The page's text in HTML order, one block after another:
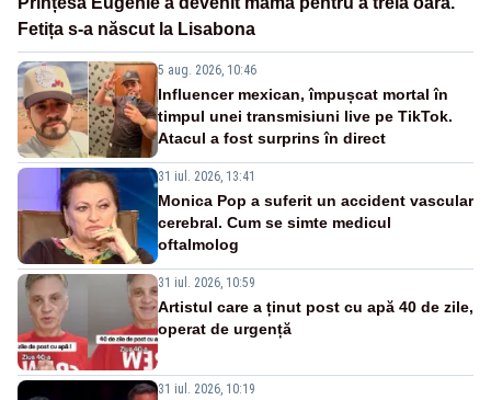
Fetița s-a născut la Lisabona
5 aug. 2026, 10:46
Influencer mexican, împușcat mortal în
timpul unei transmisiuni live pe TikTok.
Atacul a fost surprins în direct
31 iul. 2026, 13:41
Monica Pop a suferit un accident vascular
cerebral. Cum se simte medicul
oftalmolog
31 iul. 2026, 10:59
Artistul care a ținut post cu apă 40 de zile,
operat de urgență
31 iul. 2026, 10:19